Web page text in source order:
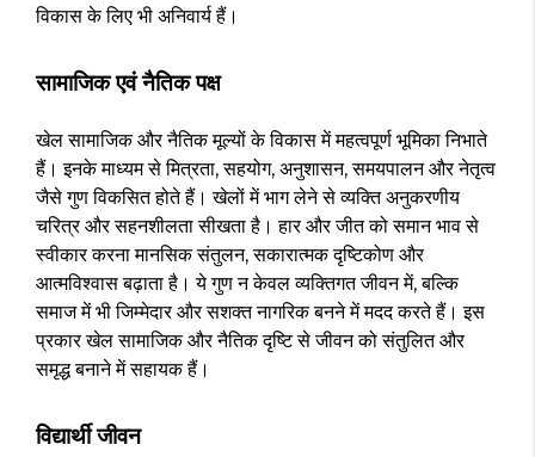
विकास के लिए भी अनिवार्य हैं।
सामाजिक एवं नैतिक पक्ष
खेल सामाजिक और नैतिक मूल्यों के विकास में महत्वपूर्ण भूमिका निभाते
हैं। इनके माध्यम से मित्रता, सहयोग, अनुशासन, समयपालन और नेतृत्व
जैसे गुण विकसित होते हैं। खेलों में भाग लेने से व्यक्ति अनुकरणीय
चरित्र और सहनशीलता सीखता है। हार और जीत को समान भाव से
स्वीकार करना मानसिक संतुलन, सकारात्मक दृष्टिकोण और
आत्मविश्वास बढ़ाता है। ये गुण न केवल व्यक्तिगत जीवन में, बल्कि
समाज में भी जिम्मेदार और सशक्त नागरिक बनने में मदद करते हैं। इस
प्रकार खेल सामाजिक और नैतिक दृष्टि से जीवन को संतुलित और
समृद्ध बनाने में सहायक हैं।
विद्यार्थी जीवन